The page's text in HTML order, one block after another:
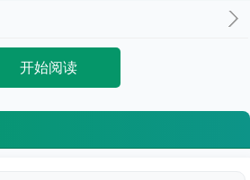
开始阅读